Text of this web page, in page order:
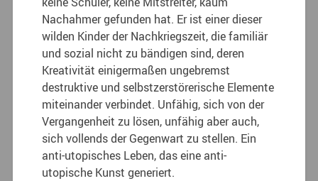
Nachahmer gefunden hat. Er ist einer dieser
wilden Kinder der Nachkriegszeit, die familiär
und sozial nicht zu bändigen sind, deren
Kreativität einigermaßen ungebremst
destruktive und selbstzerstörerische Elemente
miteinander verbindet. Unfähig, sich von der
Vergangenheit zu lösen, unfähig aber auch,
sich vollends der Gegenwart zu stellen. Ein
anti-utopisches Leben, das eine anti-
utopische Kunst generiert.